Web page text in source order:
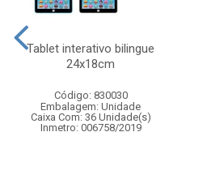
Tablet interativo bilingue
24x18cm
Código: 830030
Embalagem: Unidade
Caixa Com: 36 Unidade(s)
Inmetro: 006758/2019